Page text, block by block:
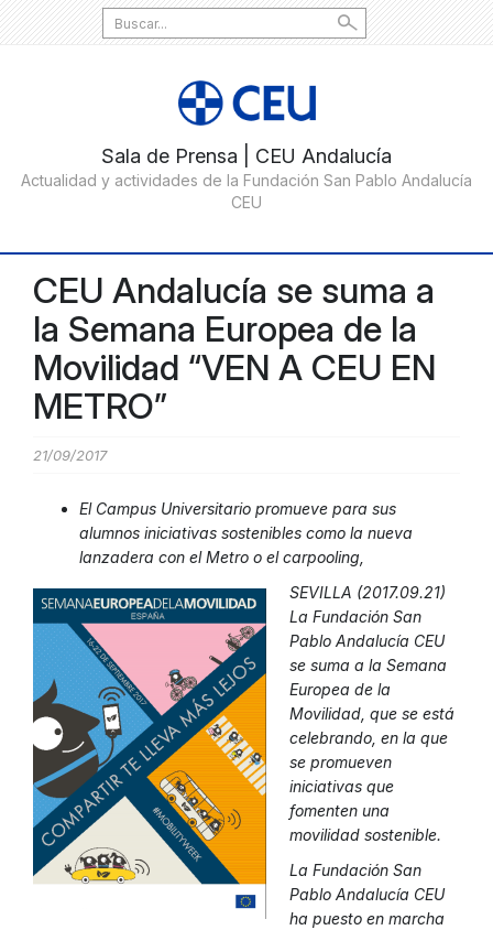
Search
for:
CEU Andalucía se suma a
la Semana Europea de la
Movilidad “VEN A CEU EN
METRO”
21/09/2017
El Campus Universitario promueve para sus
alumnos iniciativas sostenibles como la nueva
lanzadera con el Metro o el carpooling,
SEVILLA (2017.09.21)
La Fundación San
Pablo Andalucía CEU
se suma a la Semana
Europea de la
Movilidad, que se está
celebrando, en la que
se promueven
iniciativas que
fomenten una
movilidad sostenible.
La Fundación San
Pablo Andalucía CEU
ha puesto en marcha